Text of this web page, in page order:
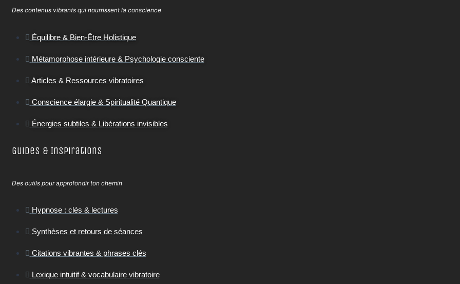
Des contenus vibrants qui nourrissent la conscience
Équilibre & Bien-Être Holistique
Métamorphose intérieure & Psychologie consciente
Articles & Ressources vibratoires
Conscience élargie & Spiritualité Quantique
Énergies subtiles & Libérations invisibles
Guides & Inspirations
Des outils pour approfondir ton chemin
Hypnose : clés & lectures
Synthèses et retours de séances
Citations vibrantes & phrases clés
Lexique intuitif & vocabulaire vibratoire